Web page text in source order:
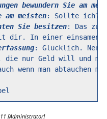
bewundern Sie am
am meisten
Sie besitzen
: Glücklich.
wenn man abtauchen
[Administrator]